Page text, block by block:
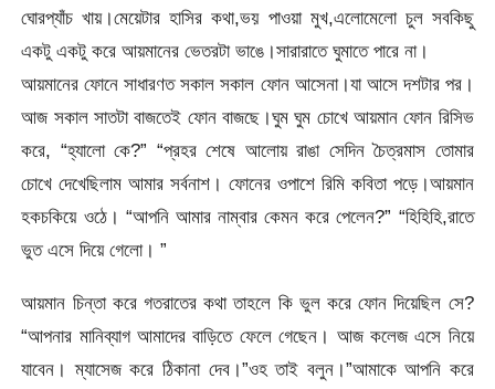
ঘোরপ্যাঁচ খায়।মেয়েটার হাসির কথা,ভয় পাওয়া মুখ,এলোমেলো চুল সবকিছু
একটু একটু করে আয়মানের ভেতরটা ভাঙে।সারারাতে ঘুমাতে পারে না।
আয়মানের ফোনে সাধারণত সকাল সকাল ফোন আসেনা।যা আসে দশটার পর।
আজ সকাল সাতটা বাজতেই ফোন বাজছে।ঘুম ঘুম চোখে আয়মান ফোন রিসিভ
করে, “হ্যালো কে?” “প্রহর শেষে আলোয় রাঙা সেদিন চৈত্রমাস তোমার
চোখে দেখেছিলাম আমার সর্বনাশ। ফোনের ওপাশে রিমি কবিতা পড়ে।আয়মান
হকচকিয়ে ওঠে। “আপনি আমার নাম্বার কেমন করে পেলেন?” “হিহিহি,রাতে
ভুত এসে দিয়ে গেলো। ”
আয়মান চিন্তা করে গতরাতের কথা তাহলে কি ভুল করে ফোন দিয়েছিল সে?
“আপনার মানিব্যাগ আমাদের বাড়িতে ফেলে গেছেন। আজ কলেজ এসে নিয়ে
যাবেন। ম্যাসেজ করে ঠিকানা দেব।”ওহ তাই বলুন।”আমাকে আপনি করে